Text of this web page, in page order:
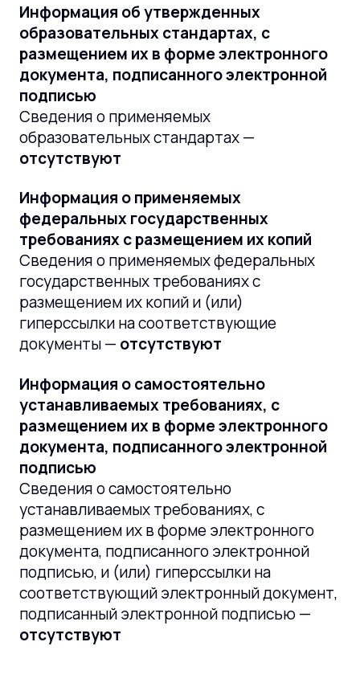
Информация об утвержденных
образовательных стандартах, с
размещением их в форме электронного
документа, подписанного электронной
подписью
Сведения о применяемых
образовательных стандартах —
отсутствуют
Информация о применяемых
федеральных государственных
требованиях с размещением их копий
Сведения о применяемых федеральных
государственных требованиях с
размещением их копий и (или)
гиперссылки на соответствующие
документы — отсутствуют
Информация о самостоятельно
устанавливаемых требованиях, с
размещением их в форме электронного
документа, подписанного электронной
подписью
Сведения о самостоятельно
устанавливаемых требованиях, с
размещением их в форме электронного
документа, подписанного электронной
подписью, и (или) гиперссылки на
соответствующий электронный документ,
подписанный электронной подписью —
отсутствуют